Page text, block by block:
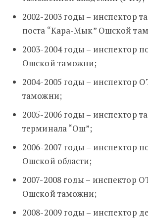
2002-2003 годы – инспектор
поста “Кара-Мык” Ошской
2003-2004 годы – инспектор
Ошской таможни;
2004-2005 годы – инспектор
таможни;
2005-2006 годы – инспектор
терминала “Ош”;
2006-2007 годы – инспектор
Ошской области;
2007-2008 годы – инспектор
Ошской таможни;
2008-2009 годы – инспектор